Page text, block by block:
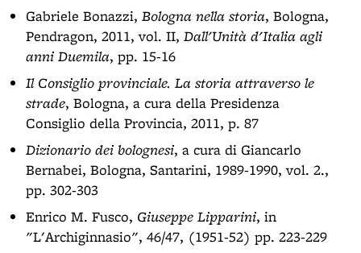
Gabriele Bonazzi, Bologna nella storia, Bologna,
Pendragon, 2011, vol. II, Dall'Unità d'Italia agli
anni Duemila, pp. 15-16
Il Consiglio provinciale. La storia attraverso le
strade, Bologna, a cura della Presidenza
Consiglio della Provincia, 2011, p. 87
Dizionario dei bolognesi, a cura di Giancarlo
Bernabei, Bologna, Santarini, 1989-1990, vol. 2.,
pp. 302-303
Enrico M. Fusco, Giuseppe Lipparini, in
"L'Archiginnasio", 46/47, (1951-52) pp. 223-229